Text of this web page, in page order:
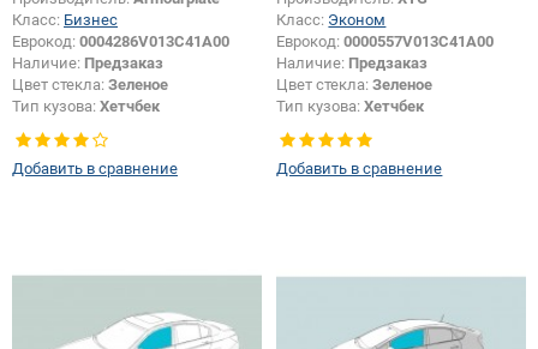
Класс: Бизнес
Еврокод: 0004286V013C41A00
Наличие: Предзаказ
Цвет стекла: Зеленое
Тип кузова: Хетчбек
Тип стекла: Боковое стекло левое
Добавить в сравнение
Класс: Эконом
Еврокод:0000557V013C41A00
Наличие: Предзаказ
Цвет стекла:Зеленое
Тип кузова:Хетчбек
Тип стекла:Боковое стекло левое
Добавить в сравнение